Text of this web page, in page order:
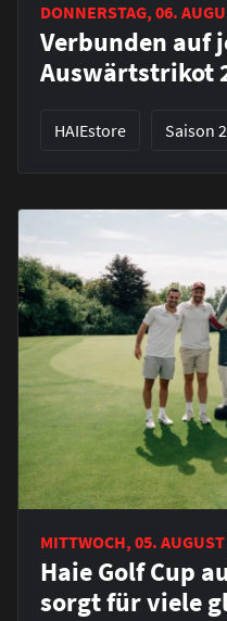
DONNERSTAG, 06.
Verbunden auf
Auswärtstrikot
HAIEstore Saison
MITTWOCH, 05.
Haie Golf Cup
sorgt für viele